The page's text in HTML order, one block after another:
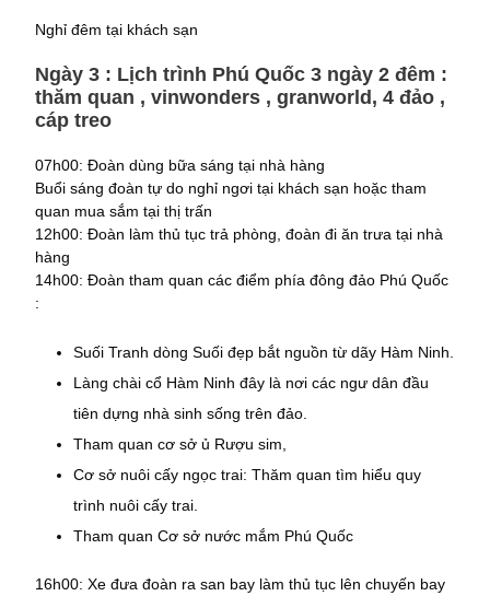
Nghỉ đêm tại khách sạn
Ngày 3 : Lịch trình Phú Quốc 3 ngày 2 đêm :
thăm quan , vinwonders , granworld, 4 đảo ,
cáp treo
07h00: Đoàn dùng bữa sáng tại nhà hàng
Buổi sáng đoàn tự do nghỉ ngơi tại khách sạn hoặc tham
quan mua sắm tại thị trấn
12h00: Đoàn làm thủ tục trả phòng, đoàn đi ăn trưa tại nhà
hàng
14h00: Đoàn tham quan các điểm phía đông đảo Phú Quốc
:
Suối Tranh dòng Suối đẹp bắt nguồn từ dãy Hàm Ninh.
Làng chài cổ Hàm Ninh đây là nơi các ngư dân đầu
tiên dựng nhà sinh sống trên đảo.
Tham quan cơ sở ủ Rượu sim,
Cơ sở nuôi cấy ngọc trai: Thăm quan tìm hiểu quy
trình nuôi cấy trai.
Tham quan Cơ sở nước mắm Phú Quốc
16h00: Xe đưa đoàn ra san bay làm thủ tục lên chuyến bay